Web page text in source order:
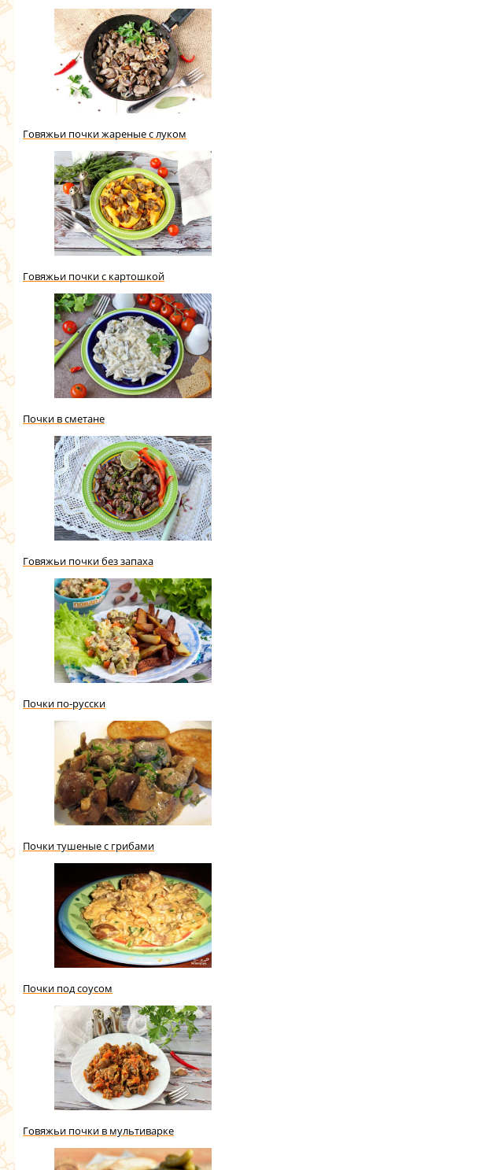
Говяжьи почки жареные с луком
Говяжьи почки с картошкой
Почки в сметане
Говяжьи почки без запаха
Почки по-русски
Почки тушеные с грибами
Почки под соусом
Говяжьи почки в мультиварке